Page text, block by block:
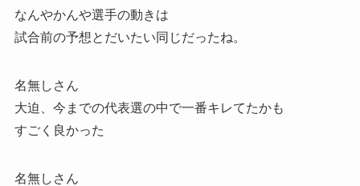
なんやかんや選手の動きは
試合前の予想とだいたい同じだったね。
名無しさん
大迫、今までの代表選の中で一番キレてたかも
すごく良かった
名無しさん